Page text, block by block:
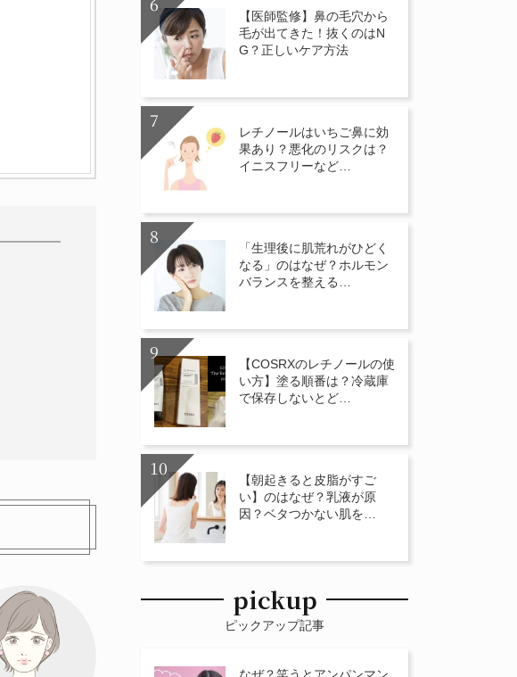
【医師監修】鼻の毛穴から
毛が出てきた！抜くのはN
G？正しいケア方法
レチノールはいちご鼻に効
果あり？悪化のリスクは？
イニスフリーなど…
「生理後に肌荒れがひどく
なる」のはなぜ？ホルモン
バランスを整える…
【COSRXのレチノールの使
い方】塗る順番は？冷蔵庫
で保存しないとど…
【朝起きると皮脂がすご
い】のはなぜ？乳液が原
因？ベタつかない肌を…
pickup
ピックアップ記事